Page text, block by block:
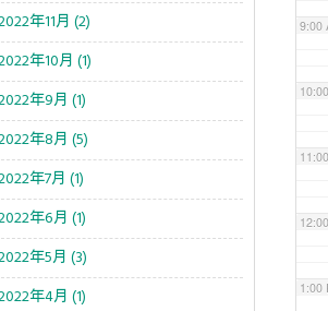
9:00
1:00
年11月 (2)
年10月 (1)
年9月 (1)
年8月 (5)
年7月 (1)
年6月 (1)
年5月 (3)
年4月 (1)